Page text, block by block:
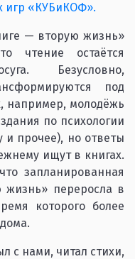
игр «КУБиКОФ».
— вторую жизнь»
чтение остаётся
Безусловно,
под
например, молодёжь
по психологии
и прочее), но ответы
ищут в книгах.
запланированная
переросла в
которого более
с нами, читал стихи,